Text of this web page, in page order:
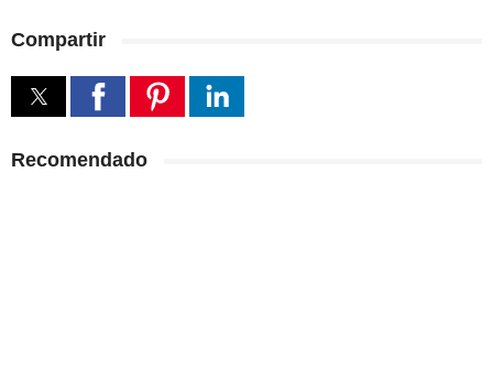
Compartir
Recomendado